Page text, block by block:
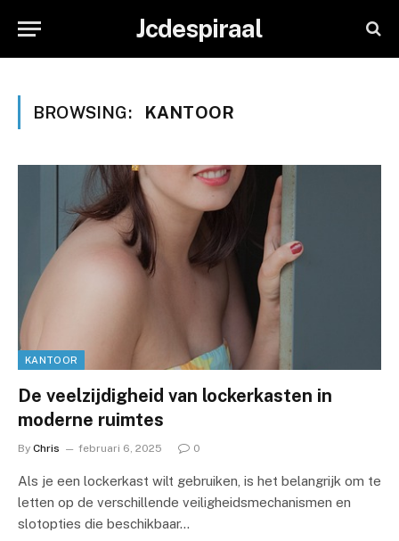
Jcdespiraal
BROWSING: KANTOOR
KANTOOR
De veelzijdigheid van lockerkasten in
moderne ruimtes
By Chris februari 6, 2025 0
Als je een lockerkast wilt gebruiken, is het belangrijk om te
letten op de verschillende veiligheidsmechanismen en
slotopties die beschikbaar…